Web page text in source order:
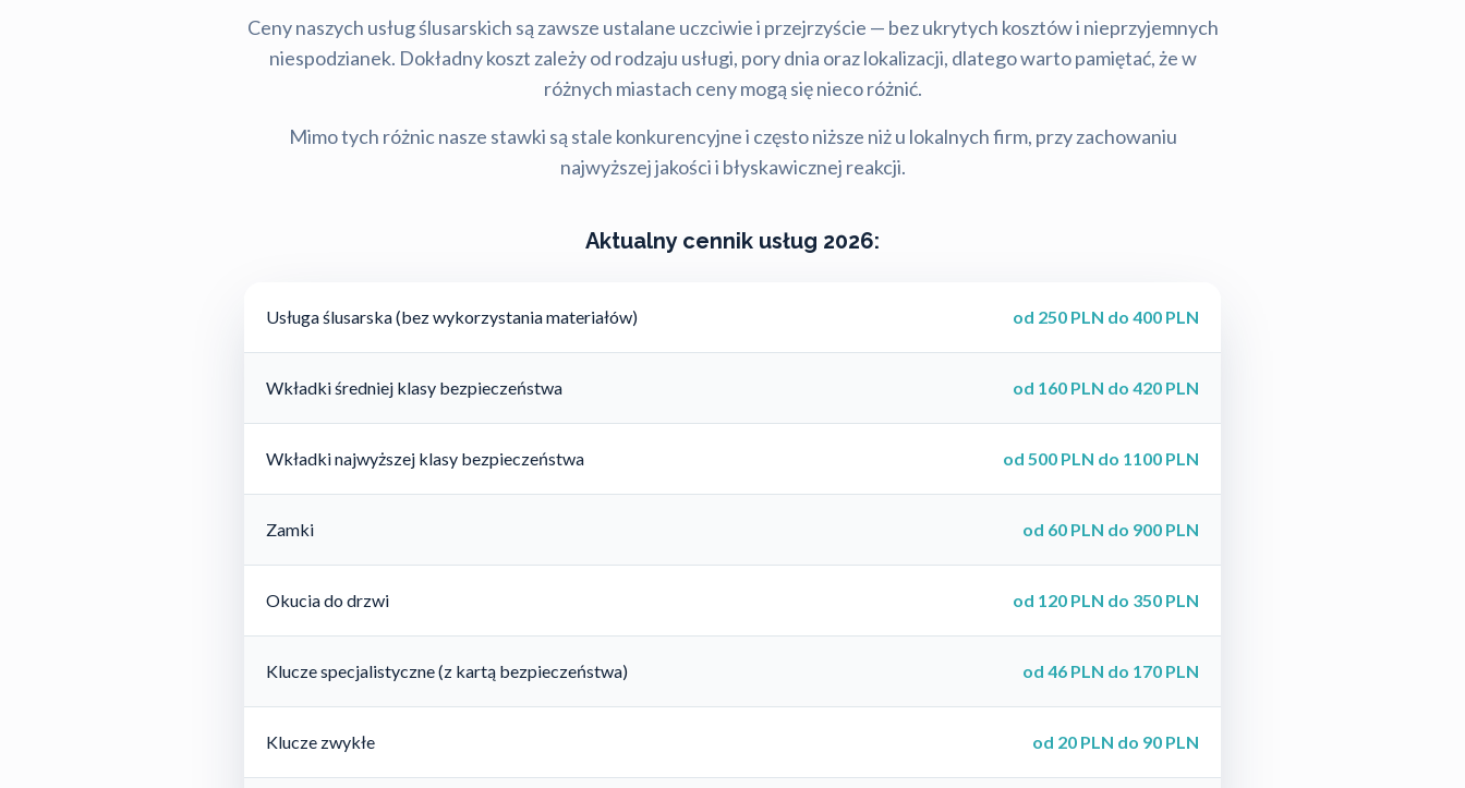
Ceny naszych usług ślusarskich są zawsze ustalane uczciwie i przejrzyście — bez ukrytych kosztów i nieprzyjemnych
niespodzianek. Dokładny koszt zależy od rodzaju usługi, pory dnia oraz lokalizacji, dlatego warto pamiętać, że w
różnych miastach ceny mogą się nieco różnić.
Mimo tych różnic nasze stawki są stale konkurencyjne i często niższe niż u lokalnych firm, przy zachowaniu
najwyższej jakości i błyskawicznej reakcji.
Aktualny cennik usług 2026:
Usługa ślusarska (bez wykorzystania materiałów) od 250 PLN do 400 PLN
Wkładki średniej klasy bezpieczeństwa od 160 PLN do 420 PLN
Wkładki najwyższej klasy bezpieczeństwa od 500 PLN do 1100 PLN
Zamki od 60 PLN do 900 PLN
Okucia do drzwi od 120 PLN do 350 PLN
Klucze specjalistyczne (z kartą bezpieczeństwa) od 46 PLN do 170 PLN
Klucze zwykłe od 20 PLN do 90 PLN